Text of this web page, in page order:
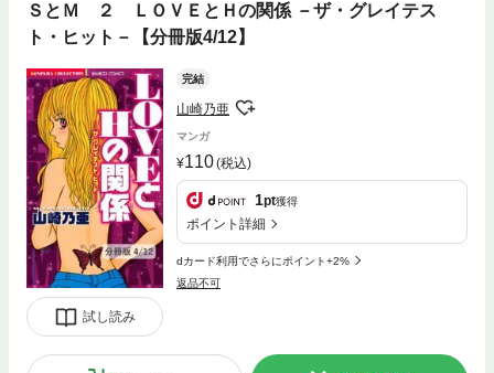
ＳとＭ ２ ＬＯＶＥとＨの関係 －ザ・グレイテス
ト・ヒット－【分冊版4/12】
試し読み
完結
山崎乃亜
マンガ
110(税込)
1pt獲得
ポイント詳細
dカード利用でさらにポイント+2%
返品不可